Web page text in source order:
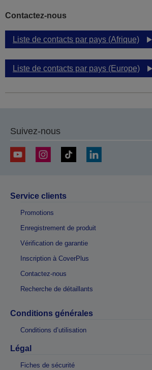
Contactez-nous
Liste de contacts par pays (Afrique)
Liste de contacts par pays (Europe)
Suivez-nous
Service clients
Promotions
Enregistrement de produit
Vérification de garantie
Inscription à CoverPlus
Contactez-nous
Recherche de détaillants
Conditions générales
Conditions d’utilisation
Légal
Fiches de sécurité